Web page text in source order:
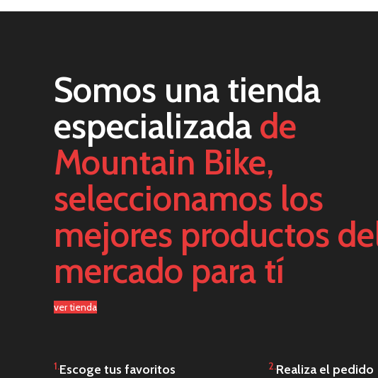
Somos una tienda
especializada de
Mountain Bike,
seleccionamos los
mejores productos
mercado para tí
ver tienda
1.Escoge tus favoritos 2.Realiza el pedido